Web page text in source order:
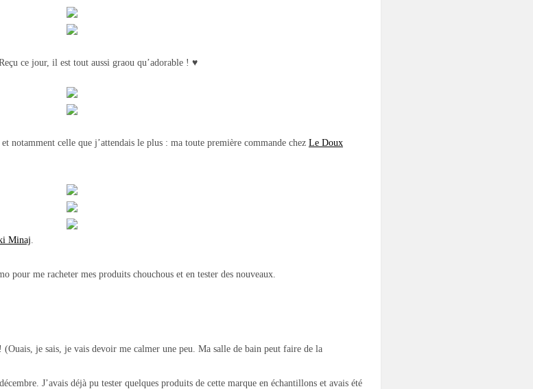
ce jour, il est tout aussi graou qu’adorable ! ♥
notamment celle que j’attendais le plus : ma toute première commande chez Le Doux
Minaj.
pour me racheter mes produits chouchous et en tester des nouveaux.
je sais, je vais devoir me calmer une peu. Ma salle de bain peut faire de la
J’avais déjà pu tester quelques produits de cette marque en échantillons et avais été